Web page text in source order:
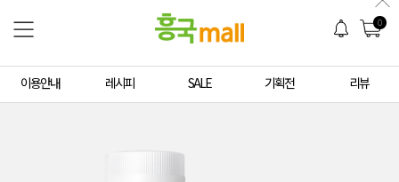
0
이용안내 레시피 SALE 기획전 리뷰